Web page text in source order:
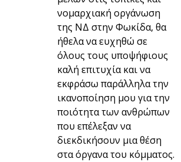
νομαρχιακή οργάνωση
της ΝΔ στην Φωκίδα, θα
ήθελα να ευχηθώ σε
όλους τους υποψήφιους
καλή επιτυχία και να
εκφράσω παράλληλα την
ικανοποίηση μου για την
ποιότητα των ανθρώπων
που επέλεξαν να
διεκδικήσουν μια θέση
στα όργανα του κόμματος.